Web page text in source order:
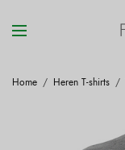
Home / Heren T-shirts /